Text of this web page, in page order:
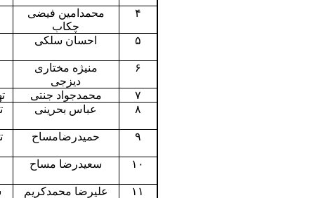
۴
محمدامین فیضی
چکاب
۵ احسان سلکی
۶
منیژه مختاری
دیزجی
۷ محمدجواد جنتی
۸
عباس بحرینی
۹ حمیدرضامساح
۱۰
سعیدرضا مساح
۱۱
علیرضا محمدکریم